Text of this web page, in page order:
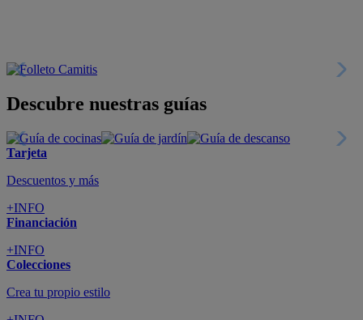
Descubre nuestras guías
Tarjeta
Descuentos y más
+INFO
Financiación
+INFO
Colecciones
Crea tu propio estilo